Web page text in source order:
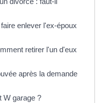
enlever l'ex-époux
retirer l'un d'eux
après la demande
W garage ?